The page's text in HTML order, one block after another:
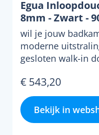
Egua
8mm - Zwart -
wil je jouw
moderne
gesloten walk-in
€ 543,20
Bekijk in